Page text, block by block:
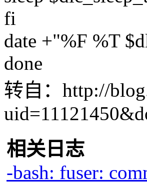
fi
date +"%F %T
done
转自：http://
相关日志
-bash: fuser: